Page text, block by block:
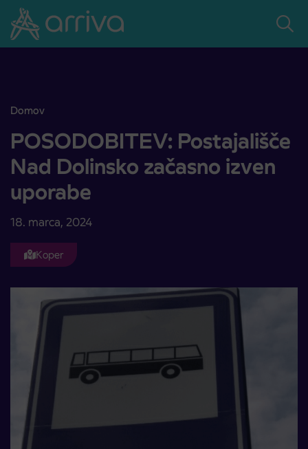
Skoči na vsebino
Domov
POSODOBITEV: Postajališče Nad Dolinsko začasno izven uporabe
POSODOBITEV: Postajališče
Nad Dolinsko začasno izven
uporabe
18. marca, 2024
Koper